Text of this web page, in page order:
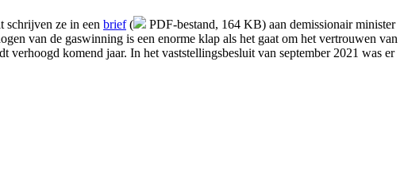
schrijven ze in een brief ( PDF-bestand, 164 KB) aan demissionair minister
van de gaswinning is een enorme klap als het gaat om het vertrouwen van
komend jaar. In het vaststellingsbesluit van september 2021 was er